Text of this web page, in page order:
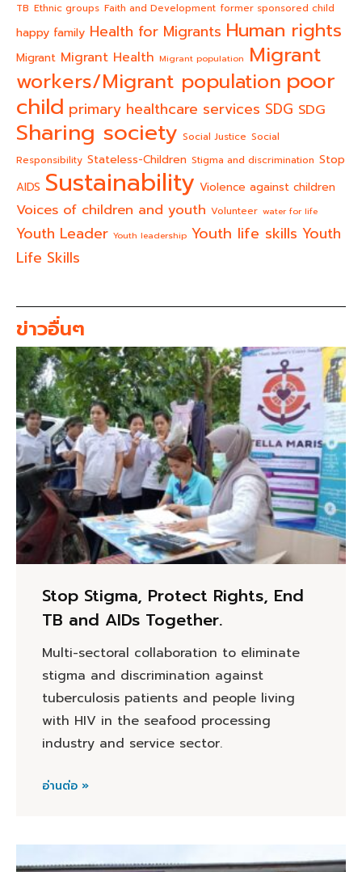
TB Ethnic groups Faith and Development former sponsored child
happy family Health for Migrants Human rights
Migrant Migrant Health Migrant population Migrant
workers/Migrant population poor
child primary healthcare services SDG SDG
Sharing society Social Justice Social
Responsibility Stateless-Children Stigma and discrimination Stop
AIDS Sustainability Violence against children
Voices of children and youth Volunteer water for life
Youth Leader Youth leadership Youth life skills Youth
Life Skills
ข่าวอื่นๆ
Stop Stigma, Protect Rights, End
TB and AIDs Together.
Multi-sectoral collaboration to eliminate
stigma and discrimination against
tuberculosis patients and people living
with HIV in the seafood processing
industry and service sector.
อ่านต่อ »